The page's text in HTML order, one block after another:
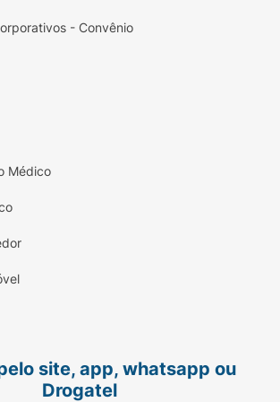
- Convênio
Médico
site, app, whatsapp ou
Drogatel